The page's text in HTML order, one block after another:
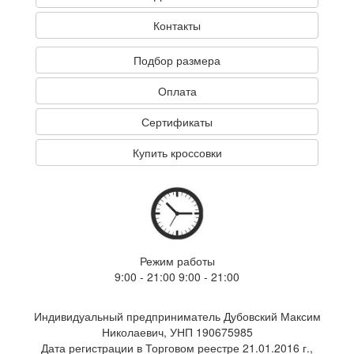
Контакты
Подбор размера
Оплата
Сертификаты
Купить кроссовки
Режим работы
9:00 - 21:00 9:00 - 21:00
Индивидуальный предприниматель Дубовский Максим
Николаевич, УНП 190675985
Дата регистрации в Торговом реестре 21.01.2016 г.,